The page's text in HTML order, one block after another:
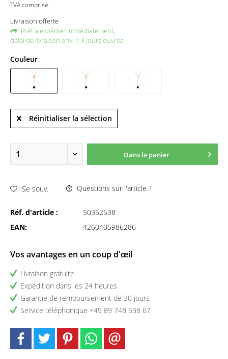
TVA comprise.
Livraison offerte
Prêt à expédier immédiatement,
délai de livraison env. 1-3 jours ouvrés
Couleur
Réinitialiser la sélection
Dans le panier
Se souv. Questions sur l'article ?
Réf. d'article :
50352538
EAN:
4260405986286
Vos avantages en un coup d'œil
Livraison gratuite
Expédition dans les 24 heures
Garantie de remboursement de 30 jours
Service téléphonique +49 89 748 538 67